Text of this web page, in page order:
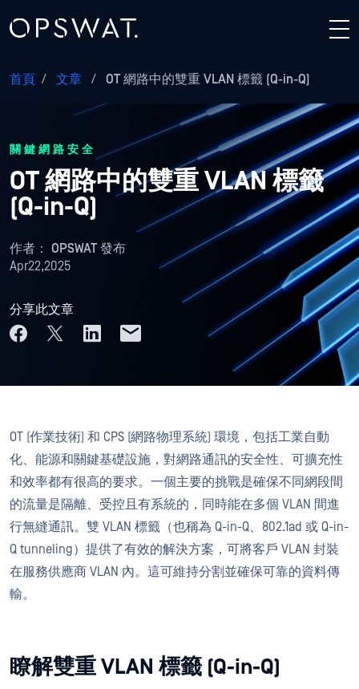
首頁 / 文章 / OT 網路中的雙重 VLAN 標籤 (Q-in-Q)
關鍵網路安全
OT 網路中的雙重 VLAN 標籤
(Q-in-Q)
作者： OPSWAT 發布
Apr22,2025
分享此文章
OT (作業技術) 和 CPS (網路物理系統) 環境，包括工業自動
化、能源和關鍵基礎設施，對網路通訊的安全性、可擴充性
和效率都有很高的要求。一個主要的挑戰是確保不同網段間
的流量是隔離、受控且有系統的，同時能在多個 VLAN 間進
行無縫通訊。雙 VLAN 標籤（也稱為 Q-in-Q、802.1ad 或 Q-in-
Q tunneling）提供了有效的解決方案，可將客戶 VLAN 封裝
在服務供應商 VLAN 內。這可維持分割並確保可靠的資料傳
輸。
瞭解雙重 VLAN 標籤 (Q-in-Q)